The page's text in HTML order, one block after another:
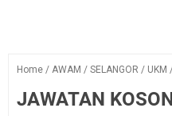
Home / AWAM / SELANGOR / UKM
JAWATAN